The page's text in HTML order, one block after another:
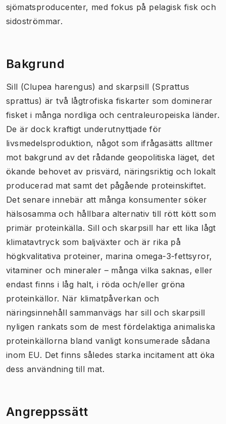
sjömatsproducenter, med fokus på pelagisk fisk och
sidoströmmar.
Bakgrund
Sill (Clupea harengus) and skarpsill (Sprattus
sprattus) är två lågtrofiska fiskarter som dominerar
fisket i många nordliga och centraleuropeiska länder.
De är dock kraftigt underutnyttjade för
livsmedelsproduktion, något som ifrågasätts alltmer
mot bakgrund av det rådande geopolitiska läget, det
ökande behovet av prisvärd, näringsriktig och lokalt
producerad mat samt det pågående proteinskiftet.
Det senare innebär att många konsumenter söker
hälsosamma och hållbara alternativ till rött kött som
primär proteinkälla. Sill och skarpsill har ett lika lågt
klimatavtryck som baljväxter och är rika på
högkvalitativa proteiner, marina omega-3-fettsyror,
vitaminer och mineraler – många vilka saknas, eller
endast finns i låg halt, i röda och/eller gröna
proteinkällor. När klimatpåverkan och
näringsinnehåll sammanvägs har sill och skarpsill
nyligen rankats som de mest fördelaktiga animaliska
proteinkällorna bland vanligt konsumerade sådana
inom EU. Det finns således starka incitament att öka
dess användning till mat.
Angreppssätt